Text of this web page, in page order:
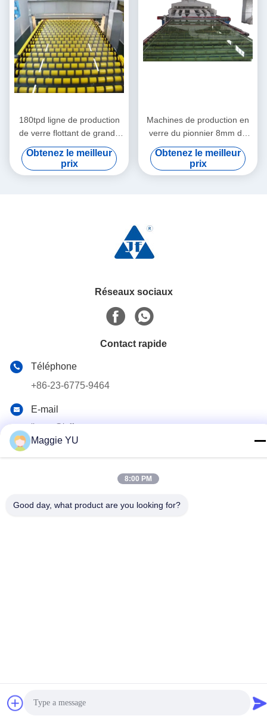
180tpd ligne de production
de verre flottant de grande
capacité
Obtenez le meilleur
prix
Machines de production en
verre du pionnier 8mm de
construction
Obtenez le meilleur
prix
Réseaux sociaux
Contact rapide
Téléphone
+86-23-6775-9464
E-mail
linwyu@jeffer.com.cn
Adresse
zone du nord, Chongqing, Chine
Politique de confidentialité |
Maggie YU
8:00 PM
Good day, what product are you looking for?